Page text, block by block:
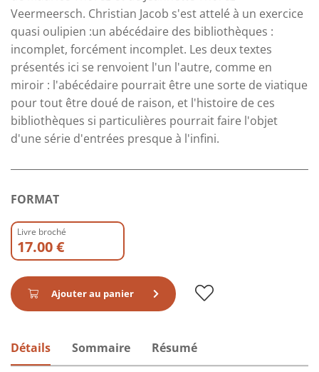
Veermeersch. Christian Jacob s'est attelé à un exercice
quasi oulipien :un abécédaire des bibliothèques :
incomplet, forcément incomplet. Les deux textes
présentés ici se renvoient l'un l'autre, comme en
miroir : l'abécédaire pourrait être une sorte de viatique
pour tout être doué de raison, et l'histoire de ces
bibliothèques si particulières pourrait faire l'objet
d'une série d'entrées presque à l'infini.
FORMAT
Livre broché
17.00 €
Ajouter au panier
Détails Sommaire Résumé